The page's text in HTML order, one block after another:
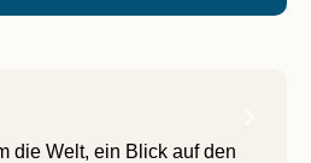
die Welt, ein Blick auf den